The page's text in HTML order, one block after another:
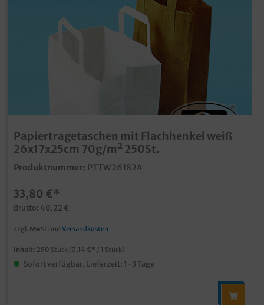
Papiertragetaschen mit Flachhenkel weiß
26x17x25cm 70g/m² 250St.
Produktnummer: PTTW261824
33,80 €*
Brutto: 40,22 €
zzgl. MwSt und Versandkosten
Inhalt: 250 Stück (0,14 €* / 1 Stück)
Sofort verfügbar, Lieferzeit: 1-3 Tage